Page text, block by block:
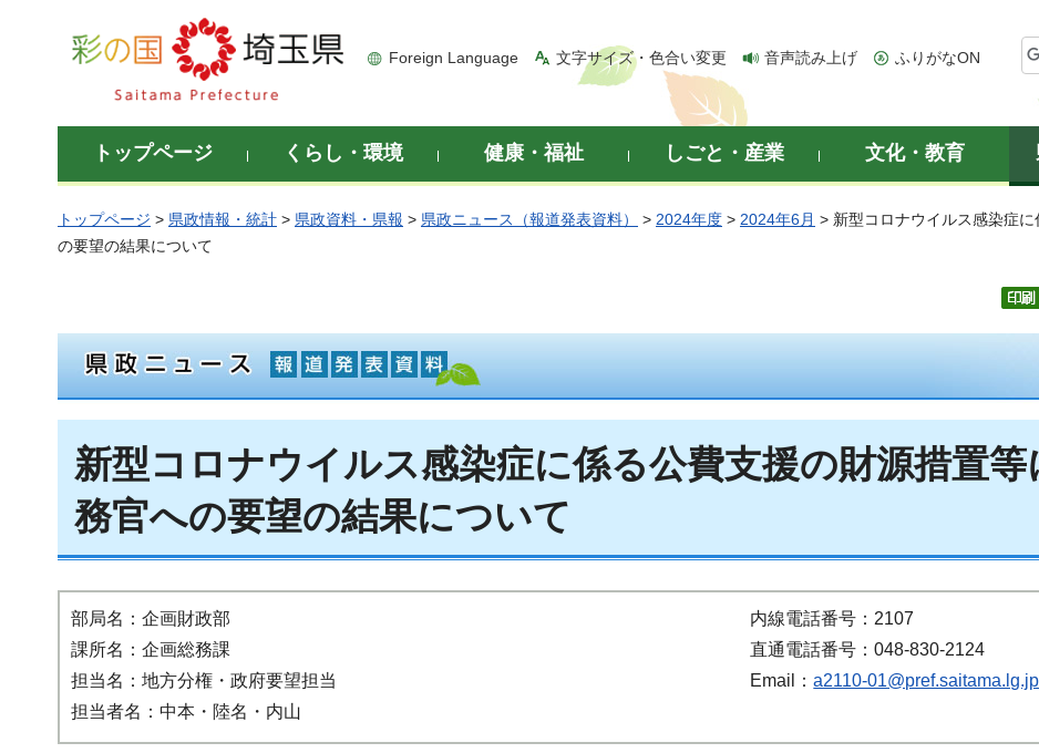
彩の国 埼玉県
Foreign Language 文字サイズ・色合い変更 音声読み上げ ふりがなON
トップページ くらし・環境 健康・福祉 しごと・産業 文化・教育
トップページ > 県政情報・統計 > 県政資料・県報 > 県政ニュース（報道発表資料） > 2024年度 > 2024年6月 > 新型コロナウイルス感染症
の要望の結果について
新型コロナウイルス感染症に係る公費支援の財源措置
務官への要望の結果について
部局名：企画財政部
課所名：企画総務課
担当名：地方分権・政府要望担当
担当者名：中本・陸名・内山
内線電話番号：2107
直通電話番号：048-830-2124
Email：a2110-01@pref.saitama.lg.jp